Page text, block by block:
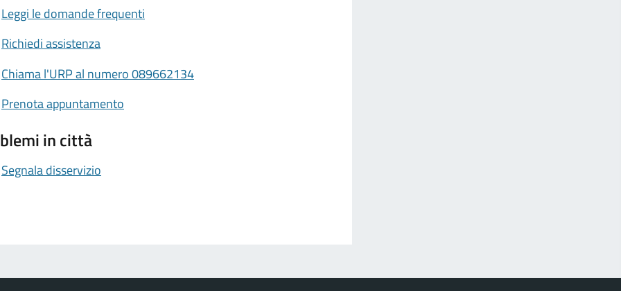
Leggi le domande frequenti
Richiedi assistenza
Chiama l'URP al numero 089662134
Prenota appuntamento
in città
Segnala disservizio